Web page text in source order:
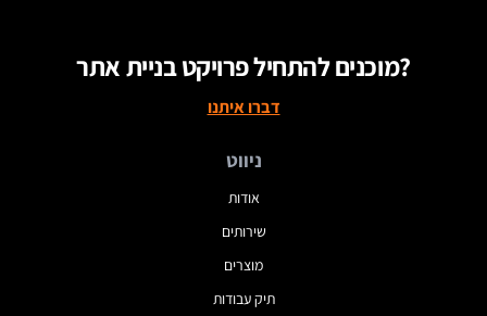
מוכנים להתחיל פרויקט בניית אתר?
דברו איתנו
ניווט
אודות
שירותים
מוצרים
תיק עבודות